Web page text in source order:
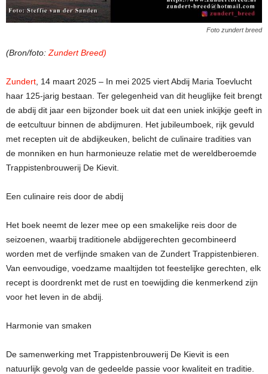
Foto zundert breed
(Bron/foto: Zundert Breed)
Zundert , 14 maart 2025 – In mei 2025 viert Abdij Maria Toevlucht
haar 125-jarig bestaan. Ter gelegenheid van dit heuglijke feit brengt
de abdij dit jaar een bijzonder boek uit dat een uniek inkijkje geeft in
de eetcultuur binnen de abdijmuren. Het jubileumboek, rijk gevuld
met recepten uit de abdijkeuken, belicht de culinaire tradities van
de monniken en hun harmonieuze relatie met de wereldberoemde
Trappistenbrouwerij De Kievit.
Een culinaire reis door de abdij
Het boek neemt de lezer mee op een smakelijke reis door de
seizoenen, waarbij traditionele abdijgerechten gecombineerd
worden met de verfijnde smaken van de Zundert Trappistenbieren.
Van eenvoudige, voedzame maaltijden tot feestelijke gerechten, elk
recept is doordrenkt met de rust en toewijding die kenmerkend zijn
voor het leven in de abdij.
Harmonie van smaken
De samenwerking met Trappistenbrouwerij De Kievit is een
natuurlijk gevolg van de gedeelde passie voor kwaliteit en traditie.